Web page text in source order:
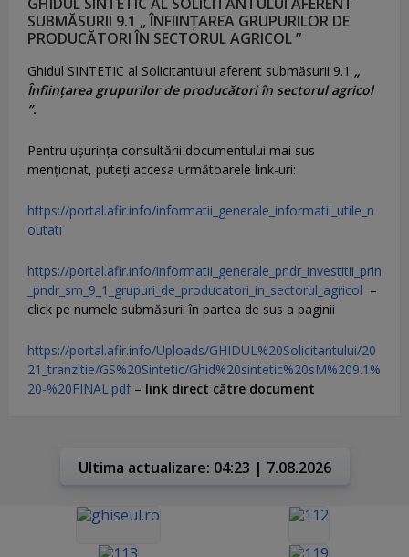
SUBMĂSURII 9.1 „ ÎNFIINȚAREA GRUPURILOR DE
PRODUCĂTORI ÎN SECTORUL AGRICOL ”
Ghidul SINTETIC al Solicitantului aferent submăsurii 9.1 „
Înființarea grupurilor de producători în sectorul agricol
”.
Pentru uşurinţa consultării documentului mai sus
menţionat, puteţi accesa următoarele link-uri:
https://portal.afir.info/informatii_generale_informatii_utile_n
outati
https://portal.afir.info/informatii_generale_pndr_investitii_prin
_pndr_sm_9_1_grupuri_de_producatori_in_sectorul_agricol –
click pe numele submăsurii în partea de sus a paginii
https://portal.afir.info/Uploads/GHIDUL%20Solicitantului/20
21_tranzitie/GS%20Sintetic/Ghid%20sintetic%20sM%209.1%
20-%20FINAL.pdf– link direct către document
Ultima actualizare: 04:23 | 7.08.2026